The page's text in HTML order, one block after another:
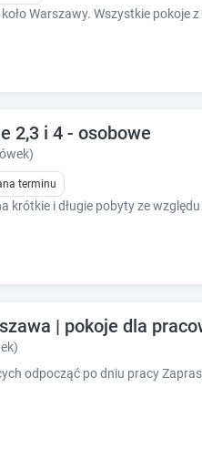
2,3 i 4 - osobowe
terminu
| pokoje dla